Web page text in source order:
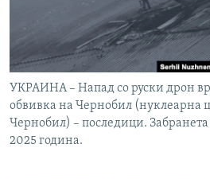
УКРАИНА – Напад со руски дрон
обвивка на Чернобил (нуклеарна
Чернобил) – последици. Забранета
2025 година.